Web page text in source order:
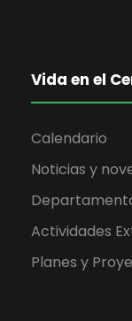
Vida en el
Calendario
Noticias y
Actividades
Planes y